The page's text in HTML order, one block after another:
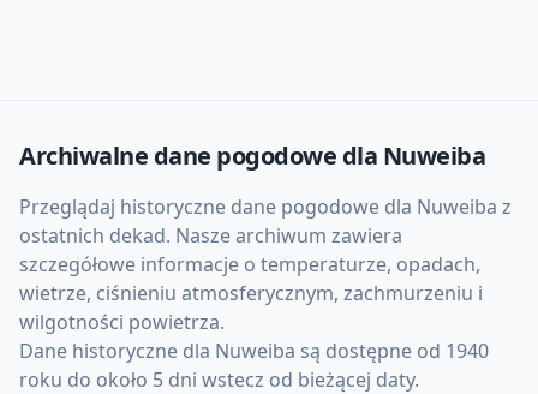
Archiwalne dane pogodowe dla Nuweiba
Przeglądaj historyczne dane pogodowe dla Nuweiba z
ostatnich dekad. Nasze archiwum zawiera
szczegółowe informacje o temperaturze, opadach,
wietrze, ciśnieniu atmosferycznym, zachmurzeniu i
wilgotności powietrza.
Dane historyczne dla Nuweiba są dostępne od 1940
roku do około 5 dni wstecz od bieżącej daty.